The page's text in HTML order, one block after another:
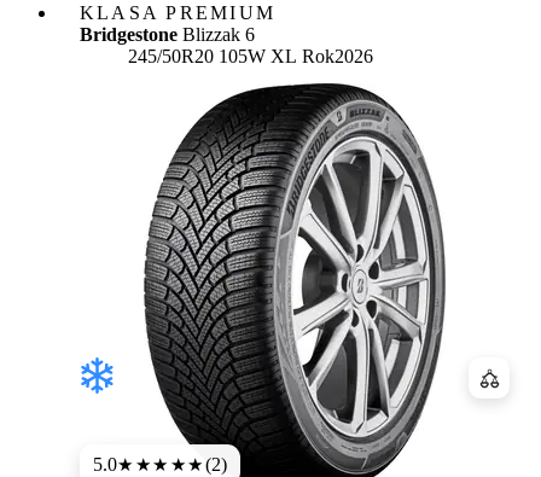
KLASA PREMIUM
Bridgestone Blizzak 6
245/50R20 105W XL Rok2026
5.0★★★★★(2)